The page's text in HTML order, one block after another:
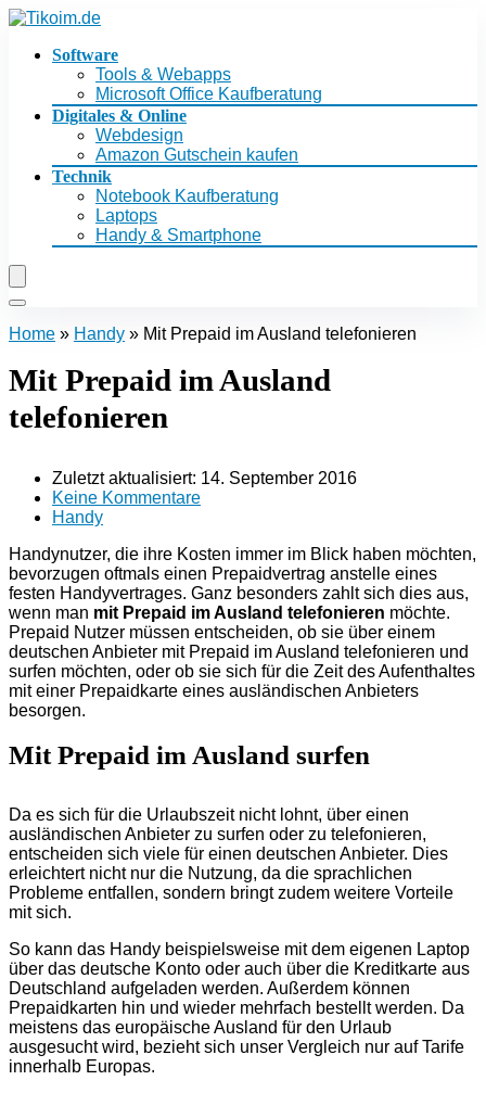
Software
Tools & Webapps
Microsoft Office Kaufberatung
Digitales & Online
Webdesign
Amazon Gutschein kaufen
Technik
Notebook Kaufberatung
Laptops
Handy & Smartphone
Home » Handy » Mit Prepaid im Ausland telefonieren
Mit Prepaid im Ausland
telefonieren
Zuletzt aktualisiert: 14. September 2016
Keine Kommentare
Handy
Handynutzer, die ihre Kosten immer im Blick haben möchten,
bevorzugen oftmals einen Prepaidvertrag anstelle eines
festen Handyvertrages. Ganz besonders zahlt sich dies aus,
wenn man mit Prepaid im Ausland telefonieren möchte.
Prepaid Nutzer müssen entscheiden, ob sie über einem
deutschen Anbieter mit Prepaid im Ausland telefonieren und
surfen möchten, oder ob sie sich für die Zeit des Aufenthaltes
mit einer Prepaidkarte eines ausländischen Anbieters
besorgen.
Mit Prepaid im Ausland surfen
Da es sich für die Urlaubszeit nicht lohnt, über einen
ausländischen Anbieter zu surfen oder zu telefonieren,
entscheiden sich viele für einen deutschen Anbieter. Dies
erleichtert nicht nur die Nutzung, da die sprachlichen
Probleme entfallen, sondern bringt zudem weitere Vorteile
mit sich.
So kann das Handy beispielsweise mit dem eigenen Laptop
über das deutsche Konto oder auch über die Kreditkarte aus
Deutschland aufgeladen werden. Außerdem können
Prepaidkarten hin und wieder mehrfach bestellt werden. Da
meistens das europäische Ausland für den Urlaub
ausgesucht wird, bezieht sich unser Vergleich nur auf Tarife
innerhalb Europas.